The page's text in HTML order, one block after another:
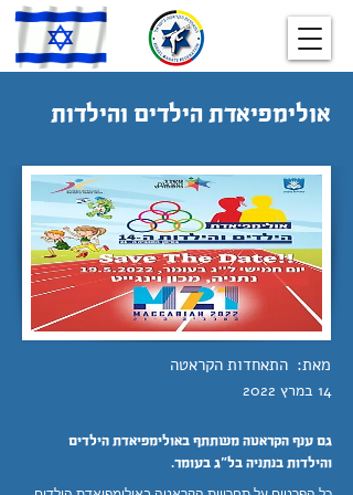
אולימפיאדת הילדים והילדות
התאחדות הקראטה מאת:
14 במרץ 2022
גם ענף הקראטה משתתף באולימפיאדת הילדים
והילדות בנתניה בל"ג בעומר.